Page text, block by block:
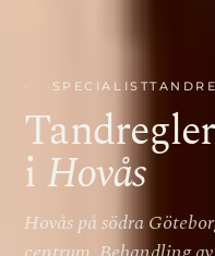
iHovås
Hovås på södra